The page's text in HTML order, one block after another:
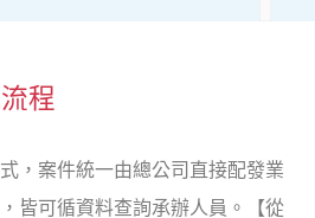
程
，案件統一由總公司直接配發業
皆可循資料查詢承辦人員。【從